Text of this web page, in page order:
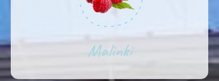
Malinki